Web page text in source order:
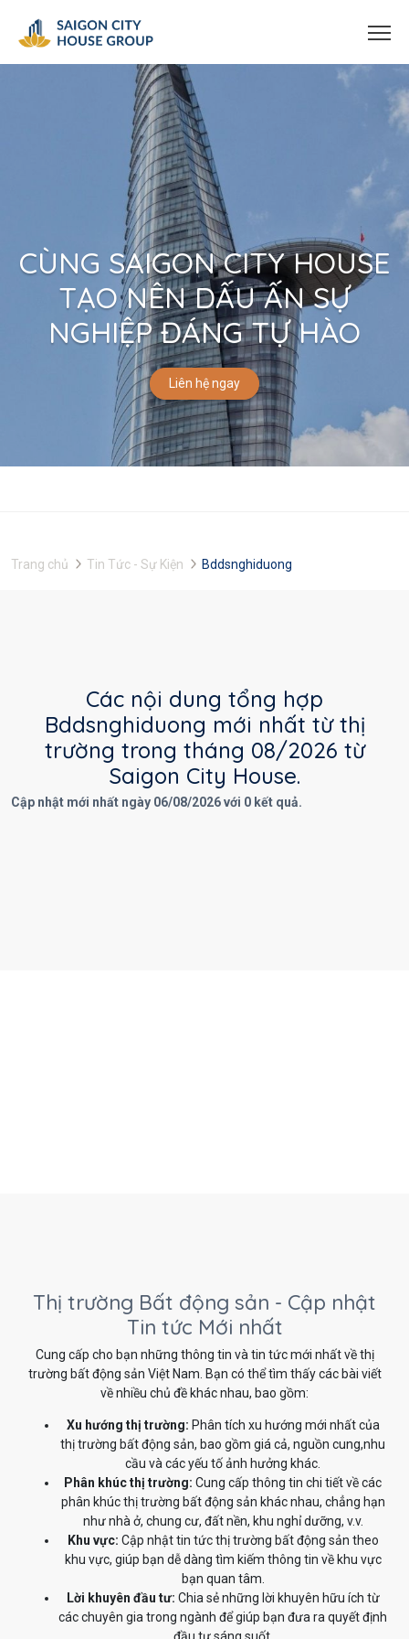
CÙNG SAIGON CITY HOUSE
TẠO NÊN DẤU ẤN SỰ
NGHIỆP ĐÁNG TỰ HÀO
Liên hệ ngay
Trang chủ Tin Tức - Sự Kiện Bddsnghiduong
Các nội dung tổng hợp
Bddsnghiduong mới nhất từ thị
trường trong tháng 08/2026 từ
Saigon City House.
Cập nhật mới nhất ngày 06/08/2026 với 0 kết quả.
Thị trường Bất động sản - Cập nhật
Tin tức Mới nhất
Cung cấp cho bạn những thông tin và tin tức mới nhất về thị
trường bất động sản Việt Nam. Bạn có thể tìm thấy các bài viết
về nhiều chủ đề khác nhau, bao gồm:
Xu hướng thị trường: Phân tích xu hướng mới nhất của
thị trường bất động sản, bao gồm giá cả, nguồn cung,nhu
cầu và các yếu tố ảnh hưởng khác.
Phân khúc thị trường: Cung cấp thông tin chi tiết về các
phân khúc thị trường bất động sản khác nhau, chẳng hạn
như nhà ở, chung cư, đất nền, khu nghỉ dưỡng, v.v.
Khu vực: Cập nhật tin tức thị trường bất động sản theo
khu vực, giúp bạn dễ dàng tìm kiếm thông tin về khu vực
bạn quan tâm.
Lời khuyên đầu tư: Chia sẻ những lời khuyên hữu ích từ
các chuyên gia trong ngành để giúp bạn đưa ra quyết định